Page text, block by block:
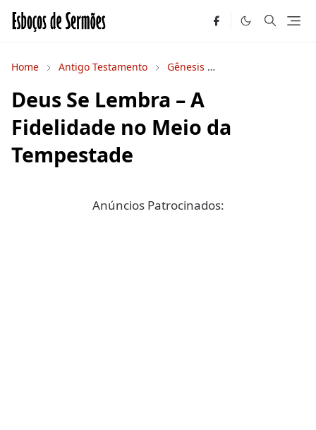
Home Antigo Testamento Gênesis
Deus Se Lembra – A
Fidelidade no Meio da
Tempestade
Anúncios Patrocinados: